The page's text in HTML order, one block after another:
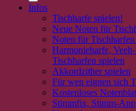
Infos
Tischharfe spielen!
Neue Noten für
Noten für Tischharfen
Harmonieharfe,
Tischharfen spielen
Akkordzither spielen
Für wen eignen sich
Kostenloses
Stimmfix, Stimm-